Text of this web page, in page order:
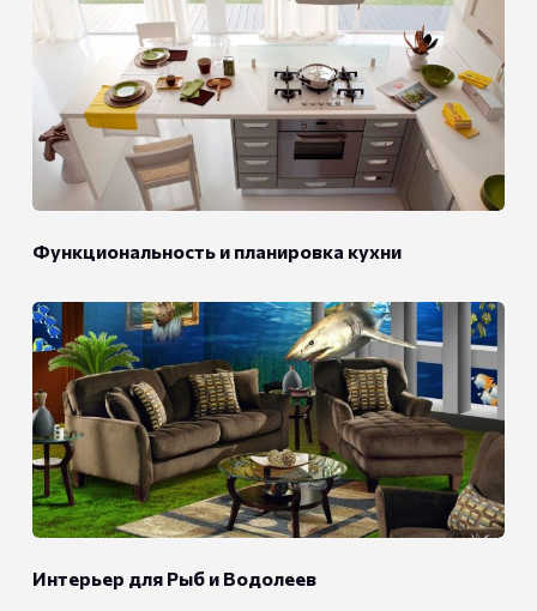
Функциональность и планировка кухни
Интерьер для Рыб и Водолеев